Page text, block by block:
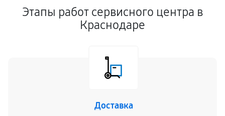
Этапы работ сервисного центра в
Краснодаре
Доставка